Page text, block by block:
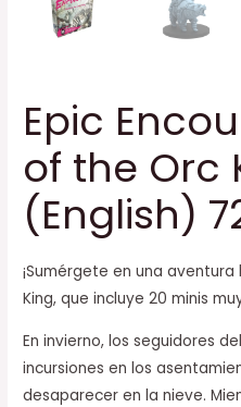
Epic
of the Orc
(English)
¡Sumérgete en una
King, que incluye 20 minis
En invierno, los seguidores
incursiones en los
desaparecer en la nieve.